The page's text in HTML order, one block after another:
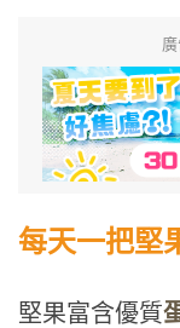
每天一把堅
堅果富含優質